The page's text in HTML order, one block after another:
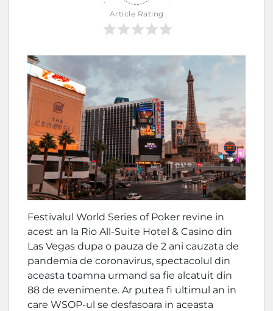
Article Rating
Festivalul World Series of Poker revine in
acest an la Rio All-Suite Hotel & Casino din
Las Vegas dupa o pauza de 2 ani cauzata de
pandemia de coronavirus, spectacolul din
aceasta toamna urmand sa fie alcatuit din
88 de evenimente. Ar putea fi ultimul an in
care WSOP-ul se desfasoara in aceasta